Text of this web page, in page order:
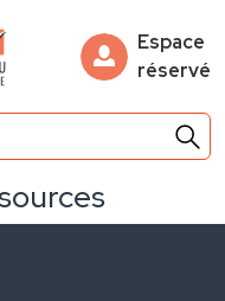
Espace
réservé